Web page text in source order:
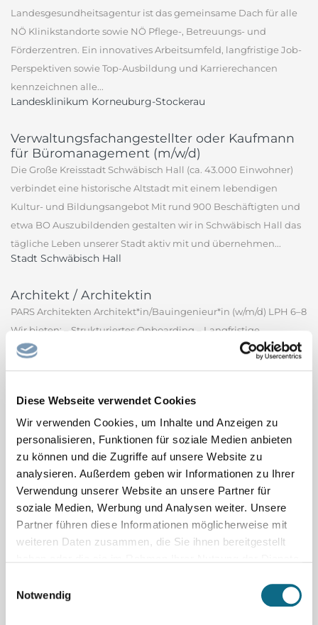
Diese Webseite verwendet Cookies
Wir verwenden Cookies, um Inhalte und Anzeigen zu
personalisieren, Funktionen für soziale Medien anbieten
zu können und die Zugriffe auf unsere Website zu
analysieren. Außerdem geben wir Informationen zu Ihrer
Verwendung unserer Website an unsere Partner für
soziale Medien, Werbung und Analysen weiter. Unsere
Partner führen diese Informationen möglicherweise mit
weiteren Daten zusammen, die Sie ihnen bereitgestellt
Notwendig
Landesgesundheitsagentur ist das gemeinsame Dach für alle
NÖ Klinikstandorte sowie NÖ Pflege-, Betreuungs- und
Förderzentren. Ein innovatives Arbeitsumfeld, langfristige Job-
Perspektiven sowie Top-Ausbildung und Karrierechancen
kennzeichnen alle...
Landesklinikum Korneuburg-Stockerau
Verwaltungsfachangestellter oder Kaufmann
für Büromanagement (m/w/d)
Die Große Kreisstadt Schwäbisch Hall (ca. 43.000 Einwohner)
verbindet eine historische Altstadt mit einem lebendigen
Kultur- und Bildungsangebot Mit rund 900 Beschäftigten und
etwa BO Auszubildenden gestalten wir in Schwäbisch Hall das
tägliche Leben unserer Stadt aktiv mit und übernehmen...
Stadt Schwäbisch Hall
Architekt / Architektin
PARS Architekten Architekt*in/Bauingenieur*in (w/m/d) LPH 6–8
Wir bieten: – Strukturiertes Onboarding – Langfristige
Perspektive – Stärkung deiner Kompetenzen –
Aufgaben & Perspektiven: – Der Bau...
PARS Architekten GmbH
Spitalfacharzt / Spitalfachärztin Pädiatrie
Oberarzt oder Spitalfacharzt (m/w/d) 60 - 100% (Psychiatrie oder
Pädiatrie) Heilpädagogisch-Psychiatrische Fachstelle (HPF)
Bereich Kinder und Jugend mit Störung der intellektuellen
Entwicklung, Klinik Luzern Per 1. November 2026 oder nach
Vereinbarung Ihre Aufgaben - Ambulante Tätigkeit im...
Co-Chefarzt / Chefärztin mit Option Chefarzt /